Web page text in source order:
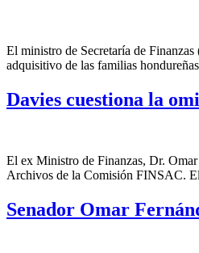
El ministro de Secretaría de
adquisitivo de las familias
Davies cuestiona la
El ex Ministro de Finanzas, Dr.
Archivos de la Comisión FINSAC.
Senador Omar